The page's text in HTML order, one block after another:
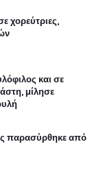
χορεύτριες,
και σε
μίλησε
παρασύρθηκε από